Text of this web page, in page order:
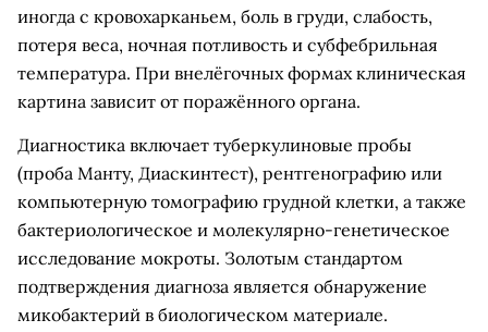
иногда с кровохарканьем, боль в груди, слабость,
потеря веса, ночная потливость и субфебрильная
температура. При внелёгочных формах клиническая
картина зависит от поражённого органа.
Диагностика включает туберкулиновые пробы
(проба Манту, Диаскинтест), рентгенографию или
компьютерную томографию грудной клетки, а также
бактериологическое и молекулярно-генетическое
исследование мокроты. Золотым стандартом
подтверждения диагноза является обнаружение
микобактерий в биологическом материале.